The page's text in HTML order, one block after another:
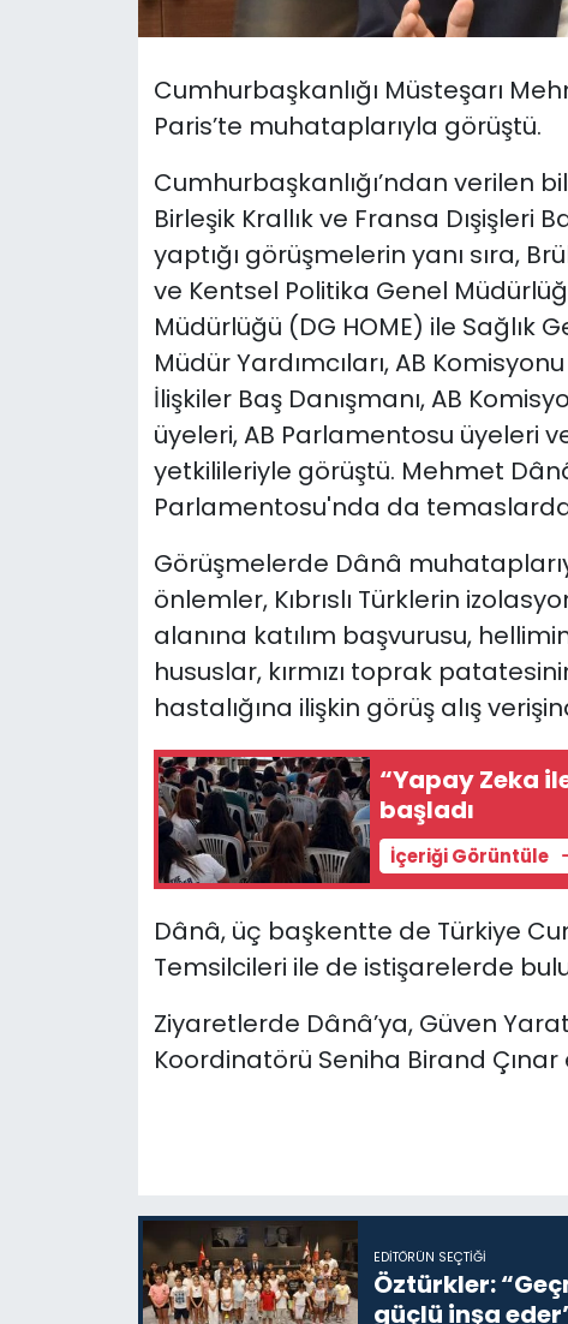
Cumhurbaşkanlığı Müsteşarı
Paris’te muhataplarıyla görüştü.
Cumhurbaşkanlığı’ndan verilen
Birleşik Krallık ve Fransa Dışişleri
yaptığı görüşmelerin yanı sıra,
ve Kentsel Politika Genel
Müdürlüğü (DG HOME) ile Sağlık
Müdür Yardımcıları, AB
İlişkiler Baş Danışmanı, AB
üyeleri, AB Parlamentosu üyeleri
yetkilileriyle görüştü. Mehmet
Parlamentosu'nda da
Görüşmelerde Dânâ
önlemler, Kıbrıslı Türklerin
alanına katılım başvurusu,
hususlar, kırmızı toprak
hastalığına ilişkin görüş alış
“Yapay Zeka
başladı
İçeriği Görüntüle
Dânâ, üç başkentte de Türkiye
Temsilcileri ile de istişarelerde
Ziyaretlerde Dânâ’ya, Güven
Koordinatörü Seniha Birand Çınar
EDITÖRÜN SEÇTIĞI
Öztürkler:
güçlü inşa
Teknoloji
Video Galeri
Yazarlar